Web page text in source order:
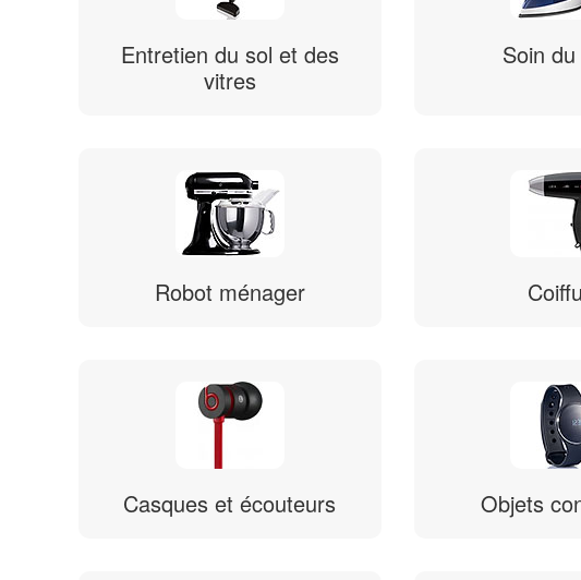
Entretien du sol et des
vitres
Soin
Robot ménager
Casques et écouteurs Objets